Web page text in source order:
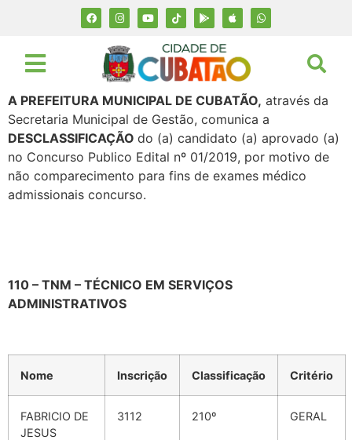
A PREFEITURA MUNICIPAL DE CUBATÃO, através da
Secretaria Municipal de Gestão, comunica a
DESCLASSIFICAÇÃO do (a) candidato (a) aprovado (a)
no Concurso Publico Edital nº 01/2019, por motivo de
não comparecimento para fins de exames médico
admissionais concurso.
110 – TNM – TÉCNICO EM SERVIÇOS
ADMINISTRATIVOS
Nome Inscrição Classificação Critério
FABRICIO DE
JESUS
3112 210º GERAL